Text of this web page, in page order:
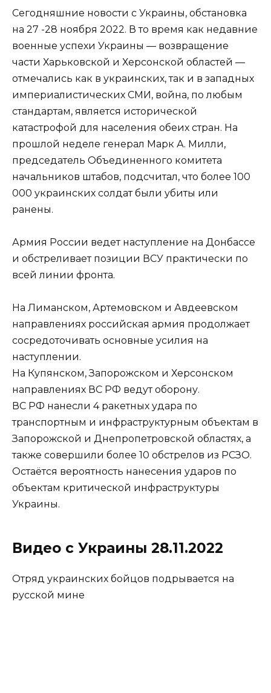
Сегодняшние новости с Украины, обстановка
на 27 -28 ноября 2022. В то время как недавние
военные успехи Украины — возвращение
части Харьковской и Херсонской областей —
отмечались как в украинских, так и в западных
империалистических СМИ, война, по любым
стандартам, является исторической
катастрофой для населения обеих стран. На
прошлой неделе генерал Марк А. Милли,
председатель Объединенного комитета
начальников штабов, подсчитал, что более 100
000 украинских солдат были убиты или
ранены.
Армия России ведет наступление на Донбассе
и обстреливает позиции ВСУ практически по
всей линии фронта.
На Лиманском, Артемовском и Авдеевском
направлениях российская армия продолжает
сосредоточивать основные усилия на
наступлении.
На Купянском, Запорожском и Херсонском
направлениях ВС РФ ведут оборону.
ВС РФ нанесли 4 ракетных удара по
транспортным и инфраструктурным объектам в
Запорожской и Днепропетровской областях, а
также совершили более 10 обстрелов из РСЗО.
Остаётся вероятность нанесения ударов по
объектам критической инфраструктуры
Украины.
Видео с Украины 28.11.2022
Отряд украинских бойцов подрывается на
русской мине